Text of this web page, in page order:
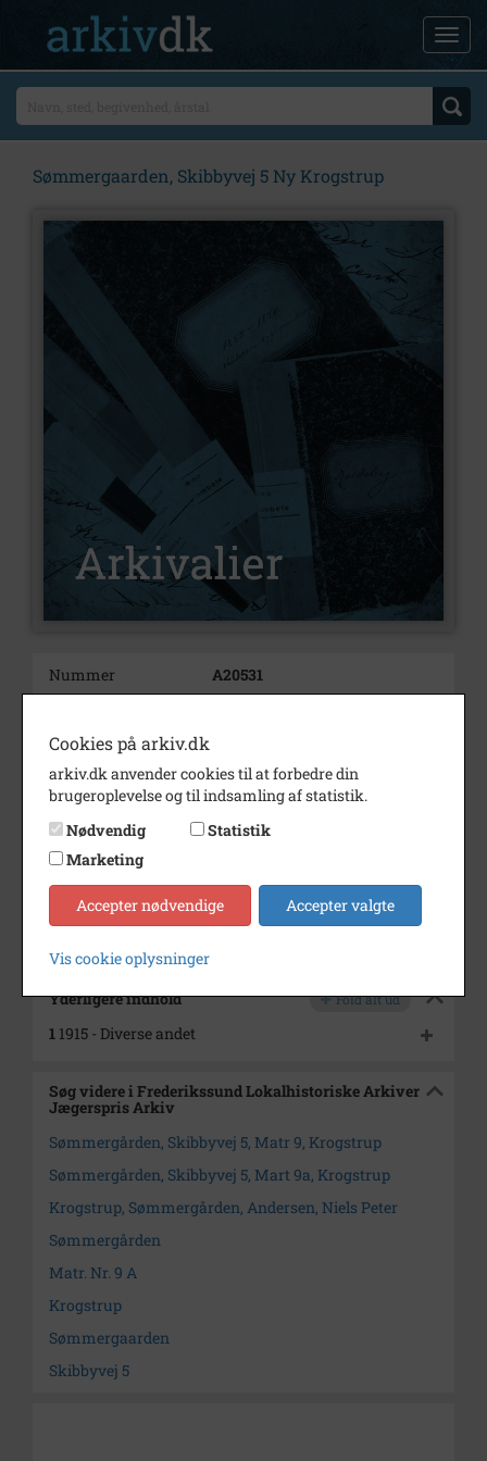
Sømmergaarden, Skibbyvej 5 Ny Krogstrup
Nummer
A20531
Arkivskaber
Årstal
1915
Se på kort
Arkiv
Arkiver Jægerspris Arkiv
Yderligere indhold Fold alt ud
1 1915 - Diverse andet
Søg videre i Frederikssund Lokalhistoriske Arkiver
Jægerspris Arkiv
Sømmergården, Skibbyvej 5, Matr 9, Krogstrup
Sømmergården, Skibbyvej 5, Mart 9a, Krogstrup
Krogstrup, Sømmergården, Andersen, Niels Peter
Sømmergården
Matr. Nr. 9 A
Krogstrup
Sømmergaarden
Skibbyvej 5
Cookies på arkiv.dk
arkiv.dk anvender cookies til at forbedre din
brugeroplevelse og til indsamling af statistik.
Nødvendig
Statistik
Marketing
Accepter nødvendige Accepter valgte
Vis cookie oplysninger